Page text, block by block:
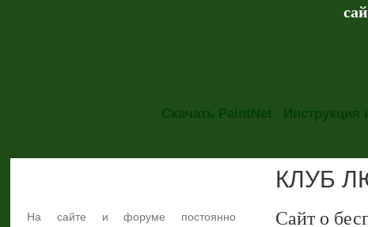
Скачать PaintNet Инструкция
На сайте и форуме постоянно
КЛУБ
Сайт о